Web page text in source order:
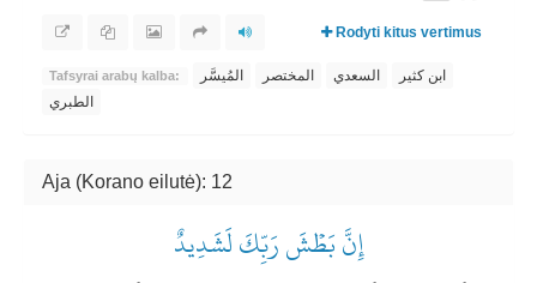
Rodyti kitus vertimus
Tafsyrai arabų kalba: المُيسَّر المختصر السعدي
ابن كثير
الطبري
Aja (Korano eilutė): 12
إِنَّ بَطۡشَ رَبِّكَ لَشَدِيدٌ